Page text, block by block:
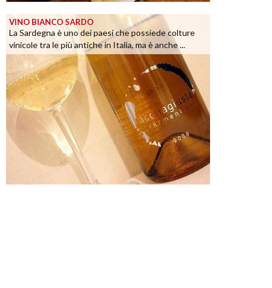
VINO BIANCO SARDO
La Sardegna è uno dei paesi che possiede colture
vinicole tra le più antiche in Italia, ma è anche ...